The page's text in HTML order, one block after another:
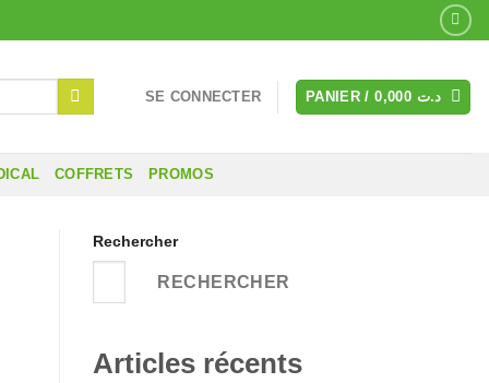
SE CONNECTER PANIER / د.ت
COFFRETS PROMOS
Rechercher
RECHERCHER
Articles récents